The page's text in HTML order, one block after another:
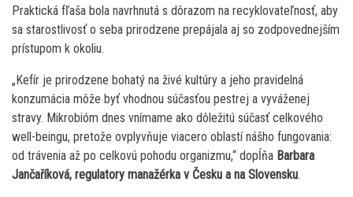
Praktická fľaša bola navrhnutá s dôrazom na recyklovateľnosť, aby
sa starostlivosť o seba prirodzene prepájala aj so zodpovednejším
prístupom k okoliu.
„Kefír je prirodzene bohatý na živé kultúry a jeho pravidelná
konzumácia môže byť vhodnou súčasťou pestrej a vyváženej
stravy. Mikrobióm dnes vnímame ako dôležitú súčasť celkového
well-beingu, pretože ovplyvňuje viacero oblastí nášho fungovania:
od trávenia až po celkovú pohodu organizmu,“ dopĺňa Barbara
Jančaříková, regulatory manažérka v Česku a na Slovensku.